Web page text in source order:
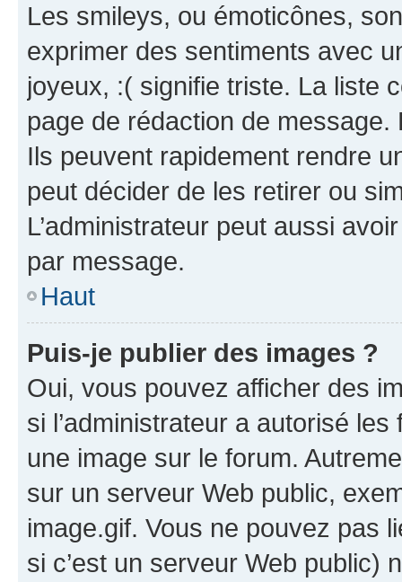
Les smileys, ou émoticônes,
exprimer des sentiments avec
joyeux, :( signifie triste. La liste
page de rédaction de
Ils peuvent rapidement rendre
peut décider de les retirer ou
L’administrateur peut aussi
par message.
Haut
Puis-je publier des images ?
Oui, vous pouvez afficher des
si l’administrateur a autorisé
une image sur le forum.
sur un serveur Web public,
image.gif. Vous ne pouvez pas
si c’est un serveur Web public)